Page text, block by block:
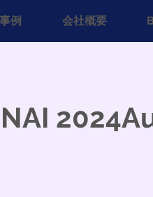
例 会社概要